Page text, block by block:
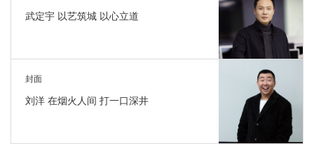
武定宇 以艺筑城 以心立道
封面
刘洋 在烟火人间 打一口深井